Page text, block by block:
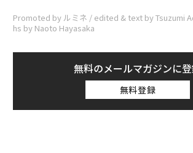
Promoted by ルミネ / edited & text by Tsuzumi
hs by Naoto Hayasaka
無料のメールマガジンに
無料登録